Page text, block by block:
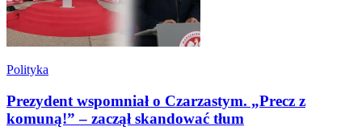
Polityka
Prezydent wspomniał o Czarzastym. „Precz z
komuną!” – zaczął skandować tłum